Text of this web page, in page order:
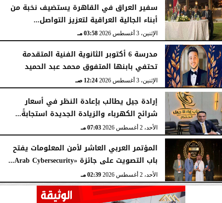
سفير العراق في القاهرة يستضيف نخبة من
أبناء الجالية العراقية لتعزيز التواصل...
الإثنين، 3 أغسطس 2026 03:58 مـ
مدرسة 6 أكتوبر الثانوية الفنية المتقدمة
تحتفي بابنها المتفوق محمد عبد الحميد
الإثنين، 3 أغسطس 2026 12:24 صـ
إرادة جيل يطالب بإعادة النظر في أسعار
شرائح الكهرباء والزيادة الجديدة استجابةً...
الأحد، 2 أغسطس 2026 07:03 مـ
المؤتمر العربي العاشر لأمن المعلومات يفتح
باب التصويت على جائزة «Arab Cybersecurity...
الأحد، 2 أغسطس 2026 02:39 مـ